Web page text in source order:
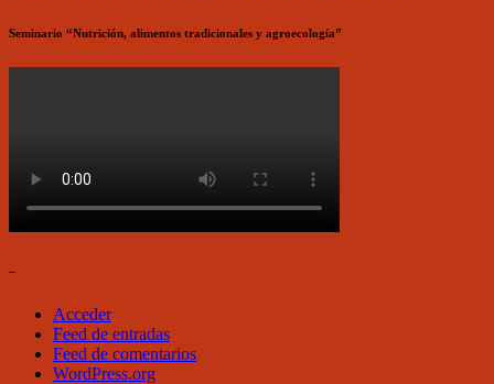
Seminario “Nutrición, alimentos tradicionales y agroecología”
–
Acceder
Feed de entradas
Feed de comentarios
WordPress.org